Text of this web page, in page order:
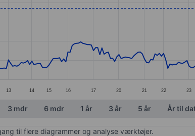
13 14 15 16 17 20 21 22 23
3 mdr 6 mdr 1 år 3 år 5 år År til
til flere diagrammer og analyse værktøjer.